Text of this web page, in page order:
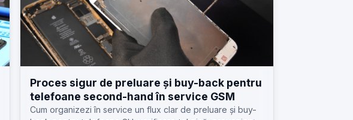
Proces sigur de preluare și buy-back pentru
telefoane second-hand în service GSM
Cum organizezi în service un flux clar de preluare și buy-